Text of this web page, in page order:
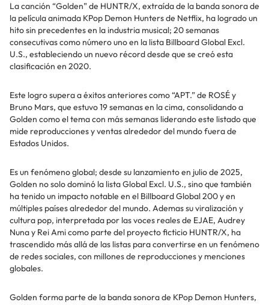
La canción “Golden” de HUNTR/X, extraída de la banda sonora de
la película animada KPop Demon Hunters de Netflix, ha logrado un
hito sin precedentes en la industria musical; 20 semanas
consecutivas como número uno en la lista Billboard Global Excl.
U.S., estableciendo un nuevo récord desde que se creó esta
clasificación en 2020.
Este logro supera a éxitos anteriores como “APT.” de ROSÉ y
Bruno Mars, que estuvo 19 semanas en la cima, consolidando a
Golden como el tema con más semanas liderando este listado que
mide reproducciones y ventas alrededor del mundo fuera de
Estados Unidos.
Es un fenómeno global; desde su lanzamiento en julio de 2025,
Golden no solo dominó la lista Global Excl. U.S., sino que también
ha tenido un impacto notable en el Billboard Global 200 y en
múltiples países alrededor del mundo. Ademas su viralización y
cultura pop, interpretada por las voces reales de EJAE, Audrey
Nuna y Rei Ami como parte del proyecto ficticio HUNTR/X, ha
trascendido más allá de las listas para convertirse en un fenómeno
de redes sociales, con millones de reproducciones y menciones
globales.
Golden forma parte de la banda sonora de KPop Demon Hunters,